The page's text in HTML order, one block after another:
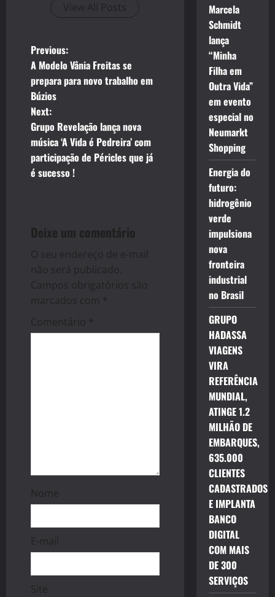
View All Posts
P
o
s
t
n
a
i
g
a
t
i
Previous:
A Modelo Vânia Freitas se
prepara para novo trabalho em
Búzios
Next:
Grupo Revelação lança nova
música ‘A Vida é Pedreira’ com
participação de Péricles que já
é sucesso !
Deixe um comentário
O seu endereço de e-mail
não será publicado.
Campos obrigatórios são
marcados com *
Comentário *
Nome
E-mail
Site
Marcela
Schmidt
lança
“Minha
Filha em
Outra Vida”
em evento
especial no
Neumarkt
Shopping
Energia do
futuro:
hidrogênio
verde
impulsiona
nova
fronteira
industrial
no Brasil
GRUPO
HADASSA
VIAGENS
VIRA
REFERÊNCIA
MUNDIAL,
ATINGE 1.2
MILHÃO DE
EMBARQUES,
635.000
CLIENTES
CADASTRADOS
E IMPLANTA
BANCO
DIGITAL
COM MAIS
DE 300
SERVIÇOS